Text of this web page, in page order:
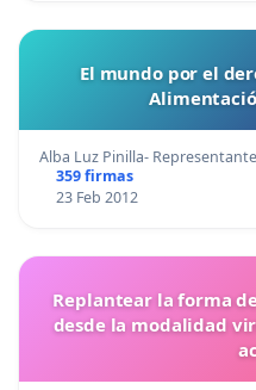
El mundo por el
Alba Luz Pinilla-
359 firmas
23 Feb 2012
Replantear la forma
desde la modalidad